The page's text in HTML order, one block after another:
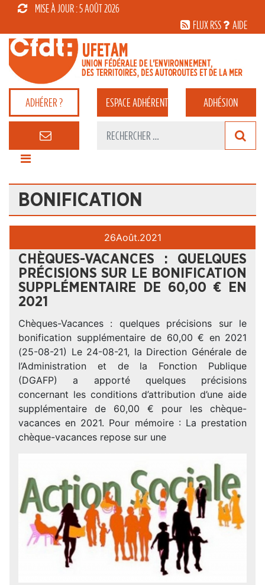
MISE À JOUR : 5 AOÛT 2026
FLUX RSS
AIDE
ADHÉRER ? ESPACEADHÉRENT ADHÉSION
BONIFICATION
26Août.2021
CHÈQUES-VACANCES : QUELQUES
PRÉCISIONS SUR LE BONIFICATION
SUPPLÉMENTAIRE DE 60,00 € EN
2021
Chèques-Vacances : quelques précisions sur le
bonification supplémentaire de 60,00 € en 2021
(25-08-21) Le 24-08-21, la Direction Générale de
l’Administration et de la Fonction Publique
(DGAFP) a apporté quelques précisions
concernant les conditions d’attribution d’une aide
supplémentaire de 60,00 € pour les chèque-
vacances en 2021. Pour mémoire : La prestation
chèque-vacances repose sur une